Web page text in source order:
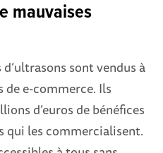
mauvaises
sont vendus à
e-commerce. Ils
d’euros de bénéfices
qui les commercialisent.